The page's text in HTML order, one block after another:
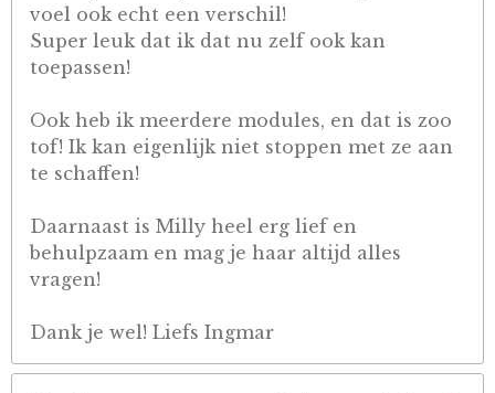
voel ook echt een verschil!
Super leuk dat ik dat nu zelf ook kan
toepassen!
Ook heb ik meerdere modules, en dat is zoo
tof! Ik kan eigenlijk niet stoppen met ze aan
te schaffen!
Daarnaast is Milly heel erg lief en
behulpzaam en mag je haar altijd alles
vragen!
Dank je wel! Liefs Ingmar